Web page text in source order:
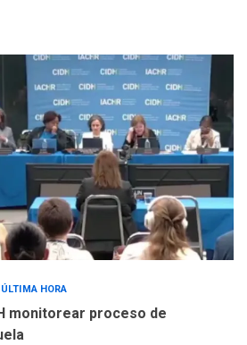
ÚLTIMA HORA
monitorear proceso de